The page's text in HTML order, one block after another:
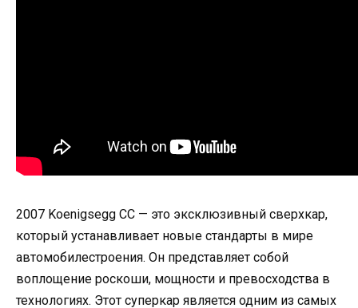
2007 Koenigsegg CC — это эксклюзивный сверхкар,
который устанавливает новые стандарты в мире
автомобилестроения. Он представляет собой
воплощение роскоши, мощности и превосходства в
технологиях. Этот суперкар является одним из самых